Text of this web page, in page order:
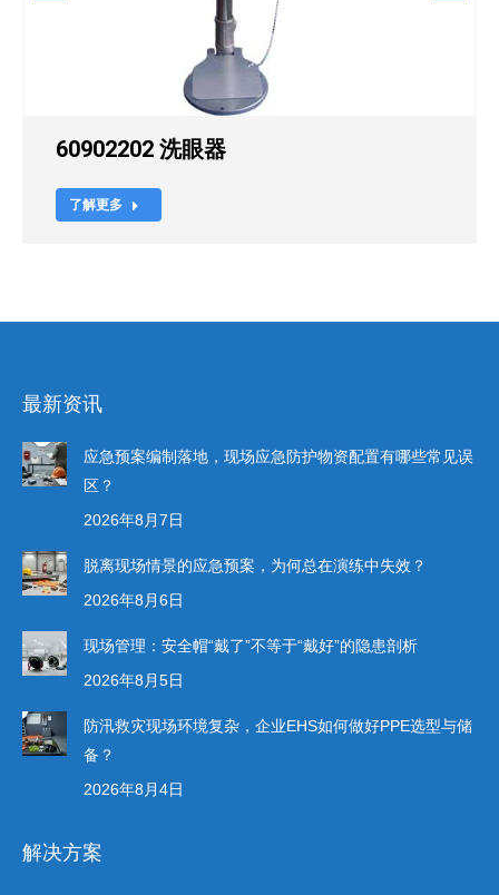
60902202 洗眼器
了解更多
最新资讯
应急预案编制落地，现场应急防护物资配置有哪些常见误
区？
2026年8月7日
脱离现场情景的应急预案，为何总在演练中失效？
2026年8月6日
现场管理：安全帽“戴了”不等于“戴好”的隐患剖析
2026年8月5日
防汛救灾现场环境复杂，企业EHS如何做好PPE选型与储
备？
2026年8月4日
解决方案